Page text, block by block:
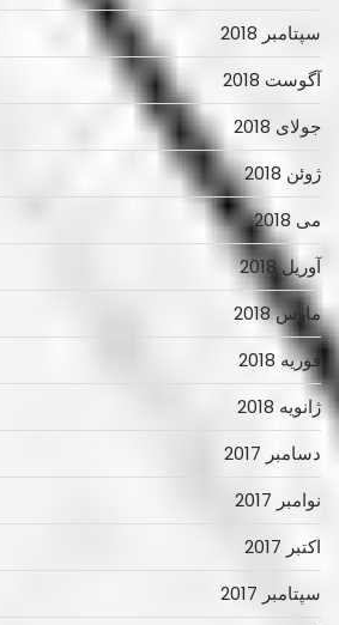
سپتامبر 2018
آگوست 2018
جولای 2018
ژوئن 2018
می 2018
آوریل 2018
مارس 2018
فوریه 2018
ژانویه 2018
دسامبر 2017
نوامبر 2017
اکتبر 2017
سپتامبر 2017